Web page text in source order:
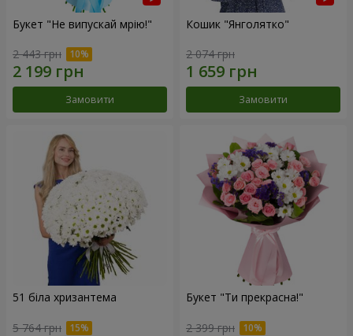
Букет "Не випускай мрію!"
2 443 грн
Замовити
Кошик "Янголятко"
2 074 грн
Замовити
51 біла хризантема
5 764 грн
Букет "Ти прекрасна!"
2 399 грн